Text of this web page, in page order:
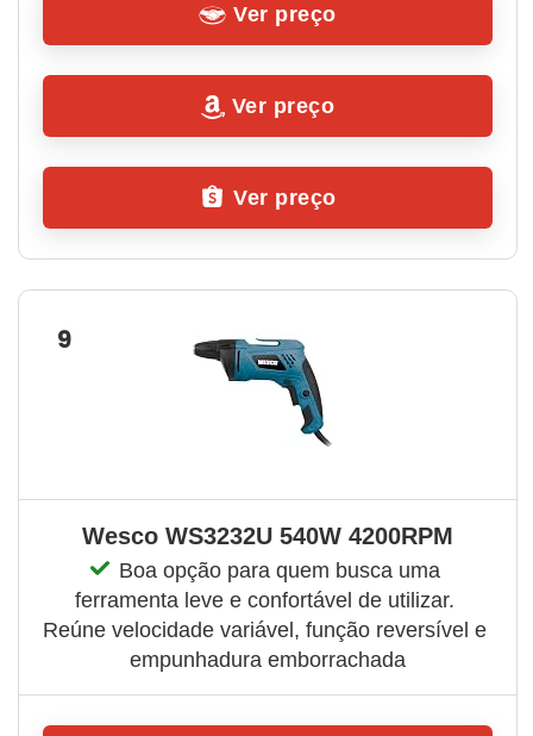
Ver preço
Ver preço
Ver preço
9
Wesco WS3232U 540W 4200RPM
Boa opção para quem busca uma
ferramenta leve e confortável de utilizar.
Reúne velocidade variável, função reversível e
empunhadura emborrachada